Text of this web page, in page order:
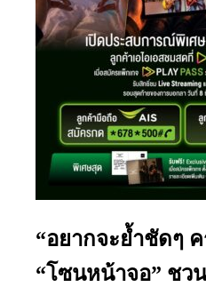
“อยากจะย้ำชัดๆ
“โซนหน้าจอ” ชว